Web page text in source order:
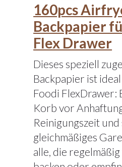
160pcs
Backpapier
Flex Drawer
Dieses speziell
Backpapier ist
Foodi FlexDrawer:
Korb vor
Reinigungszeit
gleichmäßiges
alle, die